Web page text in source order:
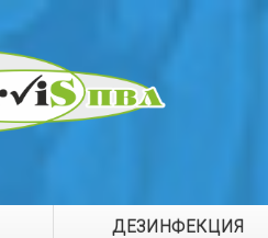
ДЕЗИНФЕКЦИЯ